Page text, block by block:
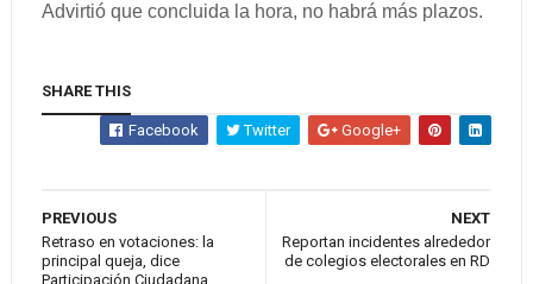
Advirtió que concluida la hora, no habrá más plazos.
SHARE THIS
Facebook Twitter Google+
NEXT
Reportan incidentes alrededor
de colegios electorales en RD
PREVIOUS
Retraso en votaciones: la
principal queja, dice
Participación Ciudadana